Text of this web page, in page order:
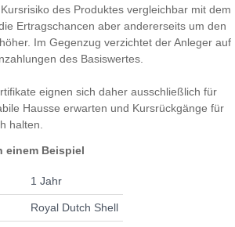
des Produktes vergleichbar mit dem
Ertragschancen aber andererseits um den
Im Gegenzug verzichtet der Anleger auf
des Basiswertes.
eignen sich daher ausschließlich für
Hausse erwarten und Kursrückgänge für
halten.
einem Beispiel
1 Jahr
Royal Dutch Shell